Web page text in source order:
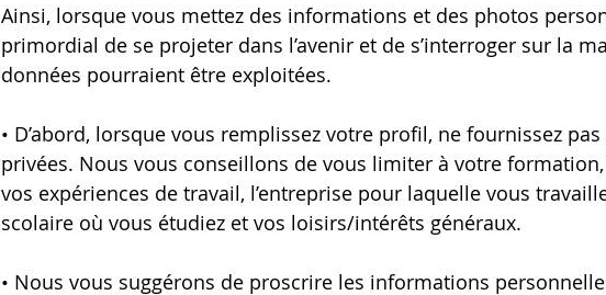
Ainsi, lorsque vous mettez des informations et des photos
primordial de se projeter dans l’avenir et de s’interroger sur la
données pourraient être exploitées.
• D’abord, lorsque vous remplissez votre profil, ne fournissez
privées. Nous vous conseillons de vous limiter à votre
vos expériences de travail, l’entreprise pour laquelle vous
scolaire où vous étudiez et vos loisirs/intérêts généraux.
• Nous vous suggérons de proscrire les informations